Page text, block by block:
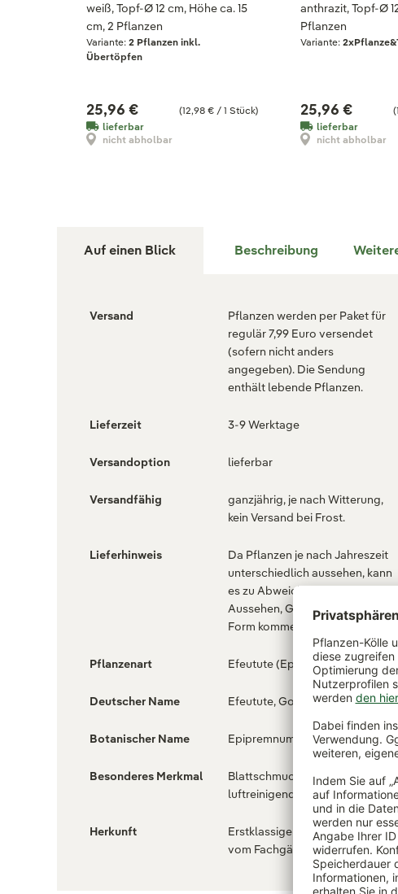
weiß, Topf-Ø 12 cm, Höhe ca. 15
cm, 2 Pflanzen
Variante: 2 Pflanzen inkl.
Übertöpfen
(12,98 € / 1 Stück)
25,96 €
lieferbar
nicht abholbar
anthrazit, Topf-Ø
Pflanzen
Variante:
25,96 €
lieferbar
nicht abholbar
Auf einen Blick Beschreibung
Versand
Pflanzen werden per Paket für
regulär 7,99 Euro versendet
(sofern nicht anders
angegeben). Die Sendung
enthält lebende Pflanzen.
Lieferzeit 3-9 Werktage
Versandoption lieferbar
Versandfähig
ganzjährig, je nach Witterung,
kein Versand bei Frost.
Lieferhinweis
Da Pflanzen je nach Jahreszeit
unterschiedlich aussehen, kann
es zu Abweichungen in
Aussehen, Größe, Farbe und
Form kommen.
Pflanzenart Efeutute (Epipremnum)
Deutscher Name Efeutute, Goldene Efeutute
Botanischer Name Epipremnum aureum
Besonderes Merkmal
Blattschmuckpflanze ,
luftreinigend , pflegeleicht
Herkunft
Erstklassige Pflanzenqualität
vom Fachgärtner , Niederlande